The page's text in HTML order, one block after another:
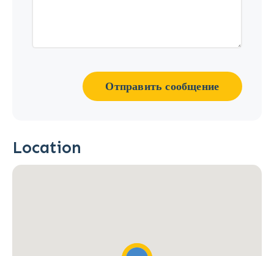
Отправить сообщение
Location